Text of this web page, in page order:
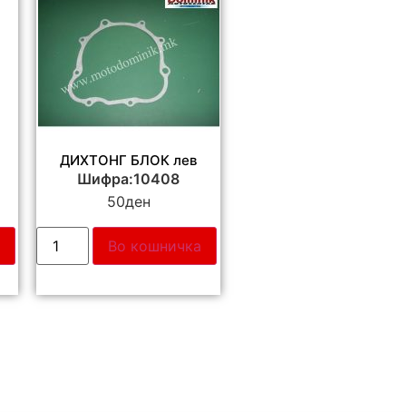
ДИХТОНГ БЛОК лев
Шифра:10408
50ден
Во кошничка